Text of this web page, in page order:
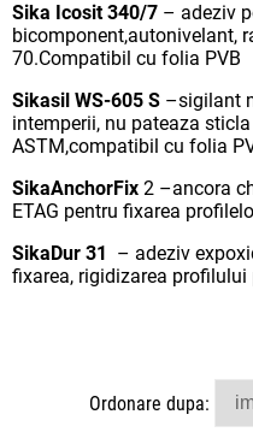
Sika Icosit 340/7 – adeziv
bicomponent,autonivelant,
70.Compatibil cu folia PVB
Sikasil WS-605 S –sigilant
intemperii, nu pateaza
ASTM,compatibil cu folia
SikaAnchorFix 2 –ancora
ETAG pentru fixarea
SikaDur 31 – adeziv
fixarea, rigidizarea profilului
Ordonare dupa: